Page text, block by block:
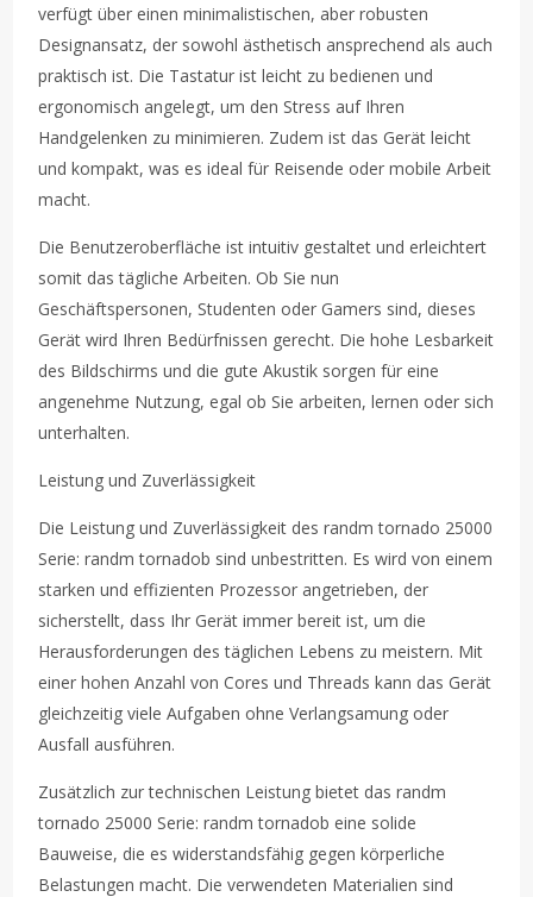
verfügt über einen minimalistischen, aber robusten
Designansatz, der sowohl ästhetisch ansprechend als auch
praktisch ist. Die Tastatur ist leicht zu bedienen und
ergonomisch angelegt, um den Stress auf Ihren
Handgelenken zu minimieren. Zudem ist das Gerät leicht
und kompakt, was es ideal für Reisende oder mobile Arbeit
macht.
Die Benutzeroberfläche ist intuitiv gestaltet und erleichtert
somit das tägliche Arbeiten. Ob Sie nun
Geschäftspersonen, Studenten oder Gamers sind, dieses
Gerät wird Ihren Bedürfnissen gerecht. Die hohe Lesbarkeit
des Bildschirms und die gute Akustik sorgen für eine
angenehme Nutzung, egal ob Sie arbeiten, lernen oder sich
unterhalten.
Leistung und Zuverlässigkeit
Die Leistung und Zuverlässigkeit des randm tornado 25000
Serie: randm tornadob sind unbestritten. Es wird von einem
starken und effizienten Prozessor angetrieben, der
sicherstellt, dass Ihr Gerät immer bereit ist, um die
Herausforderungen des täglichen Lebens zu meistern. Mit
einer hohen Anzahl von Cores und Threads kann das Gerät
gleichzeitig viele Aufgaben ohne Verlangsamung oder
Ausfall ausführen.
Zusätzlich zur technischen Leistung bietet das randm
tornado 25000 Serie: randm tornadob eine solide
Bauweise, die es widerstandsfähig gegen körperliche
Belastungen macht. Die verwendeten Materialien sind